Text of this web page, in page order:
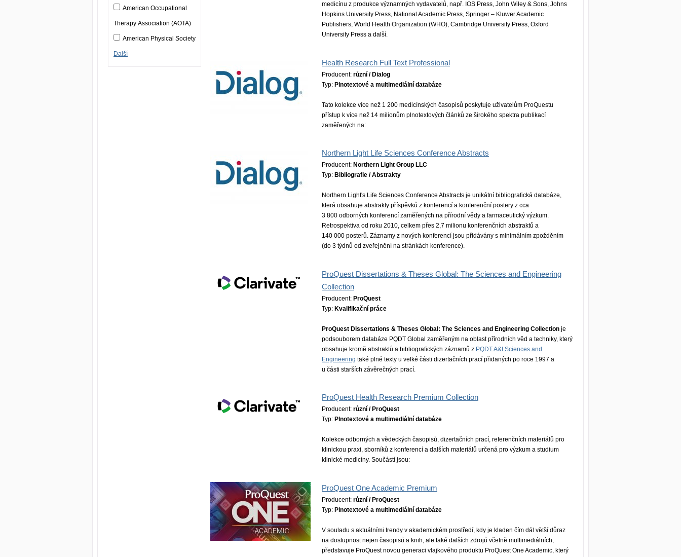
American Occupational
Therapy Association (AOTA)
American Physical Society
Další
medicínu z produkce významných vydavatelů, např. IOS Press, John Wiley & Sons, Johns
Hopkins University Press, National Academic Press, Springer – Kluwer Academic
Publishers, World Health Organization (WHO), Cambridge University Press, Oxford
University Press a další.
Health Research Full Text Professional
Producent: různí / Dialog
Typ: Plnotextové a multimediální databáze
Tato kolekce více než 1 200 medicínských časopisů poskytuje uživatelům ProQuestu
přístup k více než 14 milionům plnotextových článků ze širokého spektra publikací
zaměřených na:
Northern Light Life Sciences Conference Abstracts
Producent: Northern Light Group LLC
Typ: Bibliografie / Abstrakty
Northern Light's Life Sciences Conference Abstracts je unikátní bibliografická databáze,
která obsahuje abstrakty příspěvků z konferencí a konferenční postery z cca
3 800 odborných konferencí zaměřených na přírodní vědy a farmaceutický výzkum.
Retrospektiva od roku 2010, celkem přes 2,7 milionu konferenčních abstraktů a
140 000 posterů. Záznamy z nových konferencí jsou přidávány s minimálním zpožděním
(do 3 týdnů od zveřejnění na stránkách konference).
ProQuest Dissertations & Theses Global: The Sciences and Engineering
Collection
Producent: ProQuest
Typ: Kvalifikační práce
ProQuest Dissertations & Theses Global: The Sciences and Engineering Collection je
podsouborem databáze PQDT Global zaměřeným na oblast přírodních věd a techniky, který
obsahuje kromě abstraktů a bibliografických záznamů z PQDT A&I Sciences and
Engineering také plné texty u velké části dizertačních prací přidaných po roce 1997 a
u části starších závěrečných prací.
ProQuest Health Research Premium Collection
Producent: různí / ProQuest
Typ: Plnotextové a multimediální databáze
Kolekce odborných a vědeckých časopisů, dizertačních prací, referenčních materiálů pro
klinickou praxi, sborníků z konferencí a dalších materiálů určená pro výzkum a studium
klinické medicíny. Součástí jsou:
ProQuest One Academic Premium
Producent: různí / ProQuest
Typ: Plnotextové a multimediální databáze
V souladu s aktuálními trendy v akademickém prostředí, kdy je kladen čím dál větší důraz
na dostupnost nejen časopisů a knih, ale také dalších zdrojů včetně multimediálních,
představuje ProQuest novou generaci vlajkového produktu ProQuest One Academic, který